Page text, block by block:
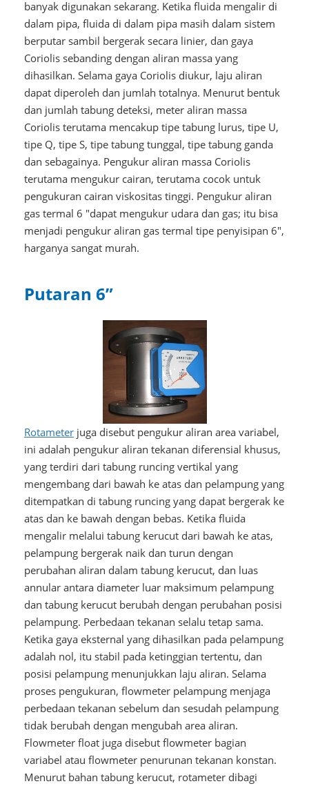
banyak digunakan sekarang. Ketika fluida mengalir di
dalam pipa, fluida di dalam pipa masih dalam sistem
berputar sambil bergerak secara linier, dan gaya
Coriolis sebanding dengan aliran massa yang
dihasilkan. Selama gaya Coriolis diukur, laju aliran
dapat diperoleh dan jumlah totalnya. Menurut bentuk
dan jumlah tabung deteksi, meter aliran massa
Coriolis terutama mencakup tipe tabung lurus, tipe U,
tipe Q, tipe S, tipe tabung tunggal, tipe tabung ganda
dan sebagainya. Pengukur aliran massa Coriolis
terutama mengukur cairan, terutama cocok untuk
pengukuran cairan viskositas tinggi. Pengukur aliran
gas termal 6 "dapat mengukur udara dan gas; itu bisa
menjadi pengukur aliran gas termal tipe penyisipan 6",
harganya sangat murah.
Putaran 6”
Rotameterjuga disebut pengukur aliran area variabel,
ini adalah pengukur aliran tekanan diferensial khusus,
yang terdiri dari tabung runcing vertikal yang
mengembang dari bawah ke atas dan pelampung yang
ditempatkan di tabung runcing yang dapat bergerak ke
atas dan ke bawah dengan bebas. Ketika fluida
mengalir melalui tabung kerucut dari bawah ke atas,
pelampung bergerak naik dan turun dengan
perubahan aliran dalam tabung kerucut, dan luas
annular antara diameter luar maksimum pelampung
dan tabung kerucut berubah dengan perubahan posisi
pelampung. Perbedaan tekanan selalu tetap sama.
Ketika gaya eksternal yang dihasilkan pada pelampung
adalah nol, itu stabil pada ketinggian tertentu, dan
posisi pelampung menunjukkan laju aliran. Selama
proses pengukuran, flowmeter pelampung menjaga
perbedaan tekanan sebelum dan sesudah pelampung
tidak berubah dengan mengubah area aliran.
Flowmeter float juga disebut flowmeter bagian
variabel atau flowmeter penurunan tekanan konstan.
Menurut bahan tabung kerucut, rotameter dibagi